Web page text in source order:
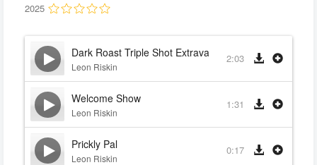
2025
Dark Roast Triple Shot Extravaganza
Leon Riskin
2:03
Welcome Show
Leon Riskin
1:31
Prickly Pal
Leon Riskin
0:17